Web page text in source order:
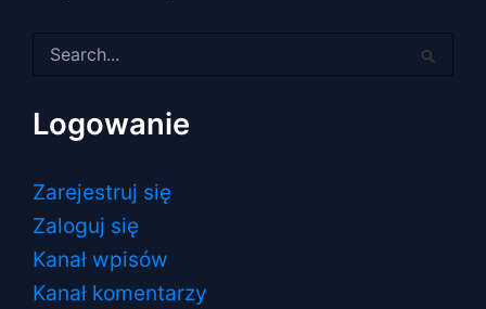
dla:
Logowanie
Zarejestruj się
Zaloguj się
Kanał wpisów
Kanał komentarzy